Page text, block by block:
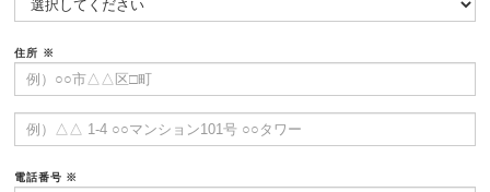
住所 ※
電話番号 ※